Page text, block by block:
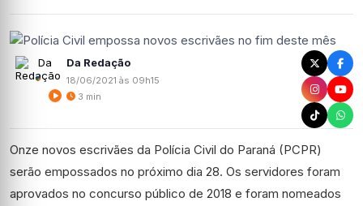
Da Redação
18/06/2021 às 09h15
3 min
Onze novos escrivães da Polícia Civil do Paraná (PCPR)
serão empossados no próximo dia 28. Os servidores foram
aprovados no concurso público de 2018 e foram nomeados